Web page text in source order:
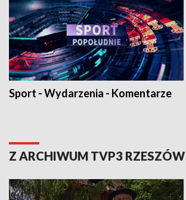
Sport - Wydarzenia - Komentarze
Z ARCHIWUM TVP3 RZESZÓW